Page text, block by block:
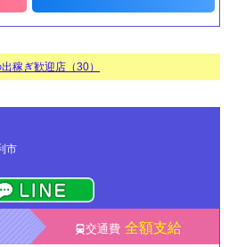
稼ぎ歓迎店（30）
市
交通費 全額支給